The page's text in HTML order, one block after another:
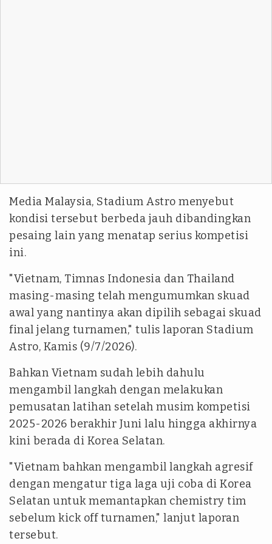
Media Malaysia, Stadium Astro menyebut
kondisi tersebut berbeda jauh dibandingkan
pesaing lain yang menatap serius kompetisi
ini.
"Vietnam, Timnas Indonesia dan Thailand
masing-masing telah mengumumkan skuad
awal yang nantinya akan dipilih sebagai skuad
final jelang turnamen," tulis laporan Stadium
Astro, Kamis (9/7/2026).
Bahkan Vietnam sudah lebih dahulu
mengambil langkah dengan melakukan
pemusatan latihan setelah musim kompetisi
2025-2026 berakhir Juni lalu hingga akhirnya
kini berada di Korea Selatan.
"Vietnam bahkan mengambil langkah agresif
dengan mengatur tiga laga uji coba di Korea
Selatan untuk memantapkan chemistry tim
sebelum kick off turnamen," lanjut laporan
tersebut.